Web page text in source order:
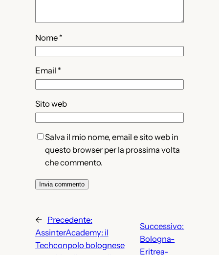
Nome *
Email *
Sito web
Salva il mio nome, email e sito web in
questo browser per la prossima volta
che commento.
←
Precedente:
AssinterAcademy: il
Techconpolo bolognese
Successivo:
Bologna-
Eritrea-